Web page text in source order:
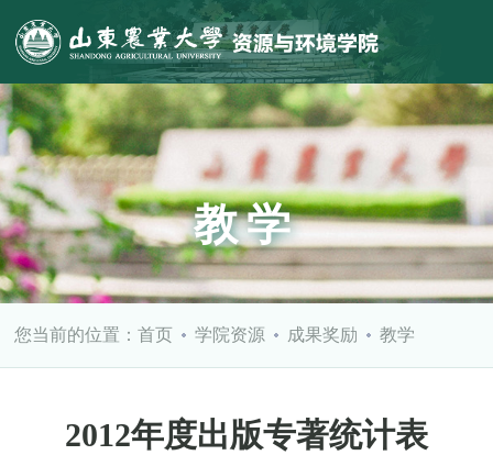
教学
您当前的位置：首页 学院资源 成果奖励 教学
2012年度出版专著统计表